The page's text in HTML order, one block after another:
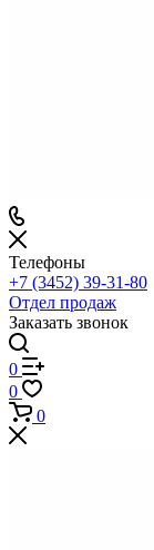
Телефоны
+7 (3452) 39-31-80
Отдел продаж
Заказать звонок
0
0
0